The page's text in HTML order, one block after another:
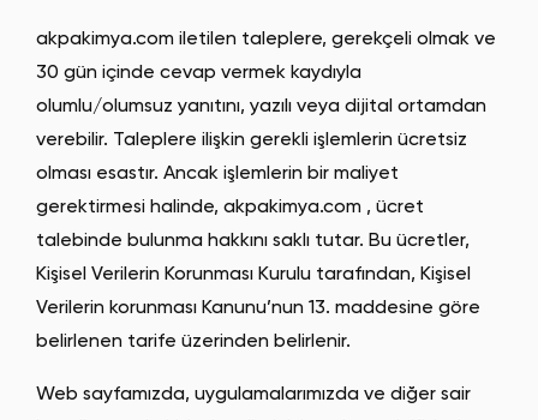
akpakimya.com iletilen taleplere, gerekçeli olmak ve
30 gün içinde cevap vermek kaydıyla
olumlu/olumsuz yanıtını, yazılı veya dijital ortamdan
verebilir. Taleplere ilişkin gerekli işlemlerin ücretsiz
olması esastır. Ancak işlemlerin bir maliyet
gerektirmesi halinde, akpakimya.com , ücret
talebinde bulunma hakkını saklı tutar. Bu ücretler,
Kişisel Verilerin Korunması Kurulu tarafından, Kişisel
Verilerin korunması Kanunu’nun 13. maddesine göre
belirlenen tarife üzerinden belirlenir.
Web sayfamızda, uygulamalarımızda ve diğer sair